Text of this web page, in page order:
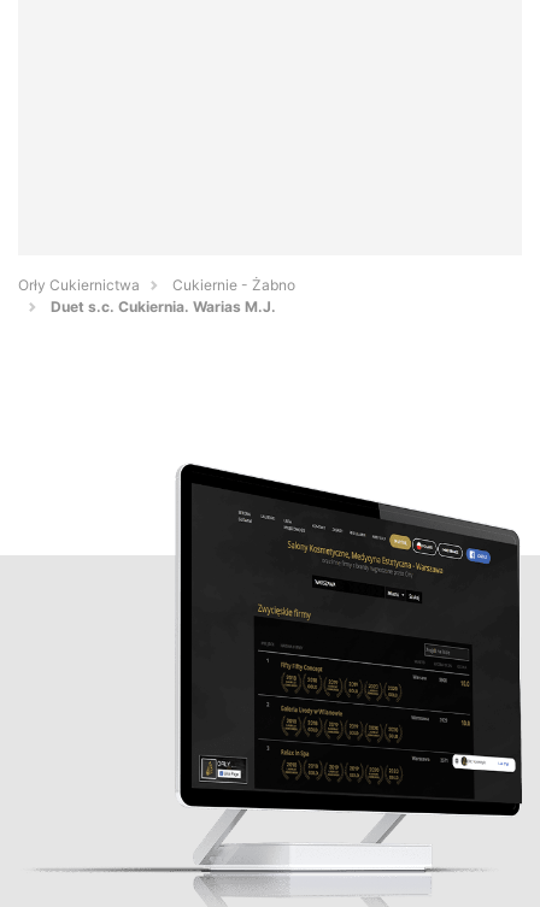
Orły Cukiernictwa
Cukiernie - Żabno
Duet s.c. Cukiernia. Warias M.J.